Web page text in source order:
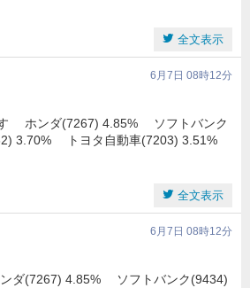
全文表示
6月7日 08時12分
す ホンダ(7267) 4.85% ソフトバンク
3.70% トヨタ自動車(7203) 3.51%
全文表示
6月7日 08時12分
ダ(7267) 4.85% ソフトバンク(9434)